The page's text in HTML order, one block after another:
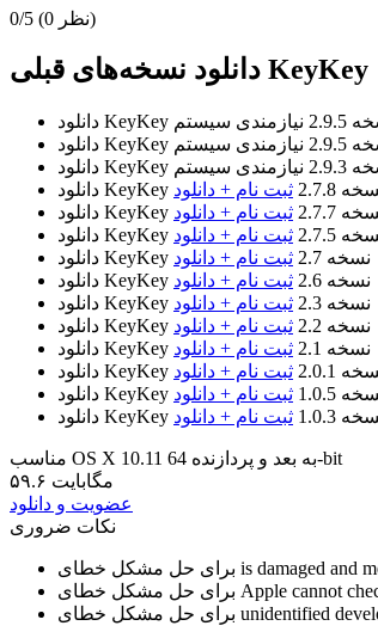
0/5 (0 نظر)
دانلود نسخه‌های قبلی KeyKey
دانلود KeyKey 2.9.5
دانلود KeyKey
2.9.5
دانلود KeyKey
2.9.3
دانلود KeyKey
2.7.8
ثبت نام + دانلود
دانلود KeyKey
2.7.7
ثبت نام + دانلود
دانلود KeyKey
2.7.5
ثبت نام + دانلود
دانلود KeyKey
نسخه 2.7
ثبت نام + دانلود
دانلود KeyKey
نسخه 2.6
ثبت نام + دانلود
دانلود KeyKey
نسخه 2.3
ثبت نام + دانلود
دانلود KeyKey
نسخه 2.2
ثبت نام + دانلود
دانلود KeyKey
نسخه 2.1
ثبت نام + دانلود
دانلود KeyKey
2.0.1
ثبت نام + دانلود
دانلود KeyKey
1.0.5
ثبت نام + دانلود
دانلود KeyKey
1.0.3 ثبت نام + دانلود
مناسب OS X 10.11 به بعد و پردازنده 64-bit
۵۹.۶ مگابایت
عضویت و دانلود
نکات ضروری
is damaged and
Apple cannot
unidentified